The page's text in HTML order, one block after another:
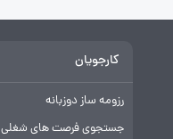
کارجویان
رزومه ساز دوزبانه
جستجوی فرصت های شغلی